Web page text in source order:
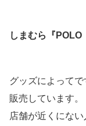
しまむら『POLO
グッズによって
販売しています。
店舗が近くにな